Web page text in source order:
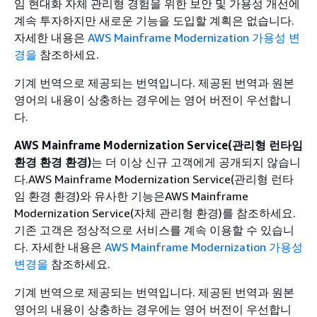
임 현대화 자체 관리형 경험을 위한 보안 및 가용성 개선에
계속 투자하지만 새로운 기능을 도입할 계획은 없습니다.
자세한 내용은 AWS Mainframe Modernization 가용성 변
경을 참조하세요.
기계 번역으로 제공되는 번역입니다. 제공된 번역과 원본
영어의 내용이 상충하는 경우에는 영어 버전이 우선합니
다.
AWS Mainframe Modernization Service(관리형 런타임
환경 환경 환경)는 더 이상 신규 고객에게 공개되지 않습니
다.AWS Mainframe Modernization Service(관리형 런타
임 환경 환경)와 유사한 기능은AWS Mainframe
Modernization Service(자체 관리형 환경)를 참조하세요.
기존 고객은 정상적으로 서비스를 계속 이용할 수 있습니
다. 자세한 내용은 AWS Mainframe Modernization 가용성
변경을 참조하세요.
기계 번역으로 제공되는 번역입니다. 제공된 번역과 원본
영어의 내용이 상충하는 경우에는 영어 버전이 우선합니